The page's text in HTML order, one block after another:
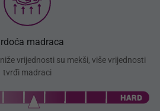
madraca
vrijednosti su mekši, više vrijednosti
tvrđi madraci